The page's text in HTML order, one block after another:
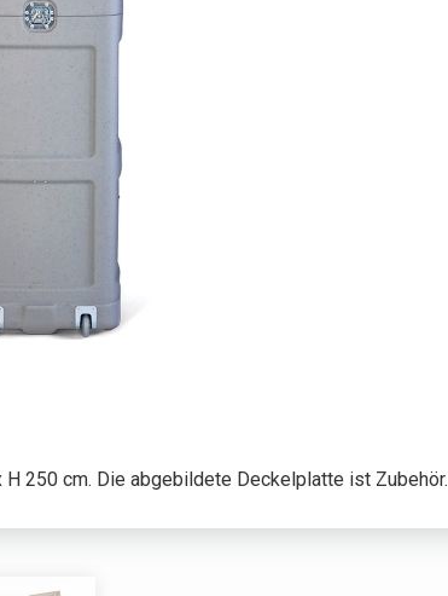
250 cm. Die abgebildete Deckelplatte ist Zubehör.